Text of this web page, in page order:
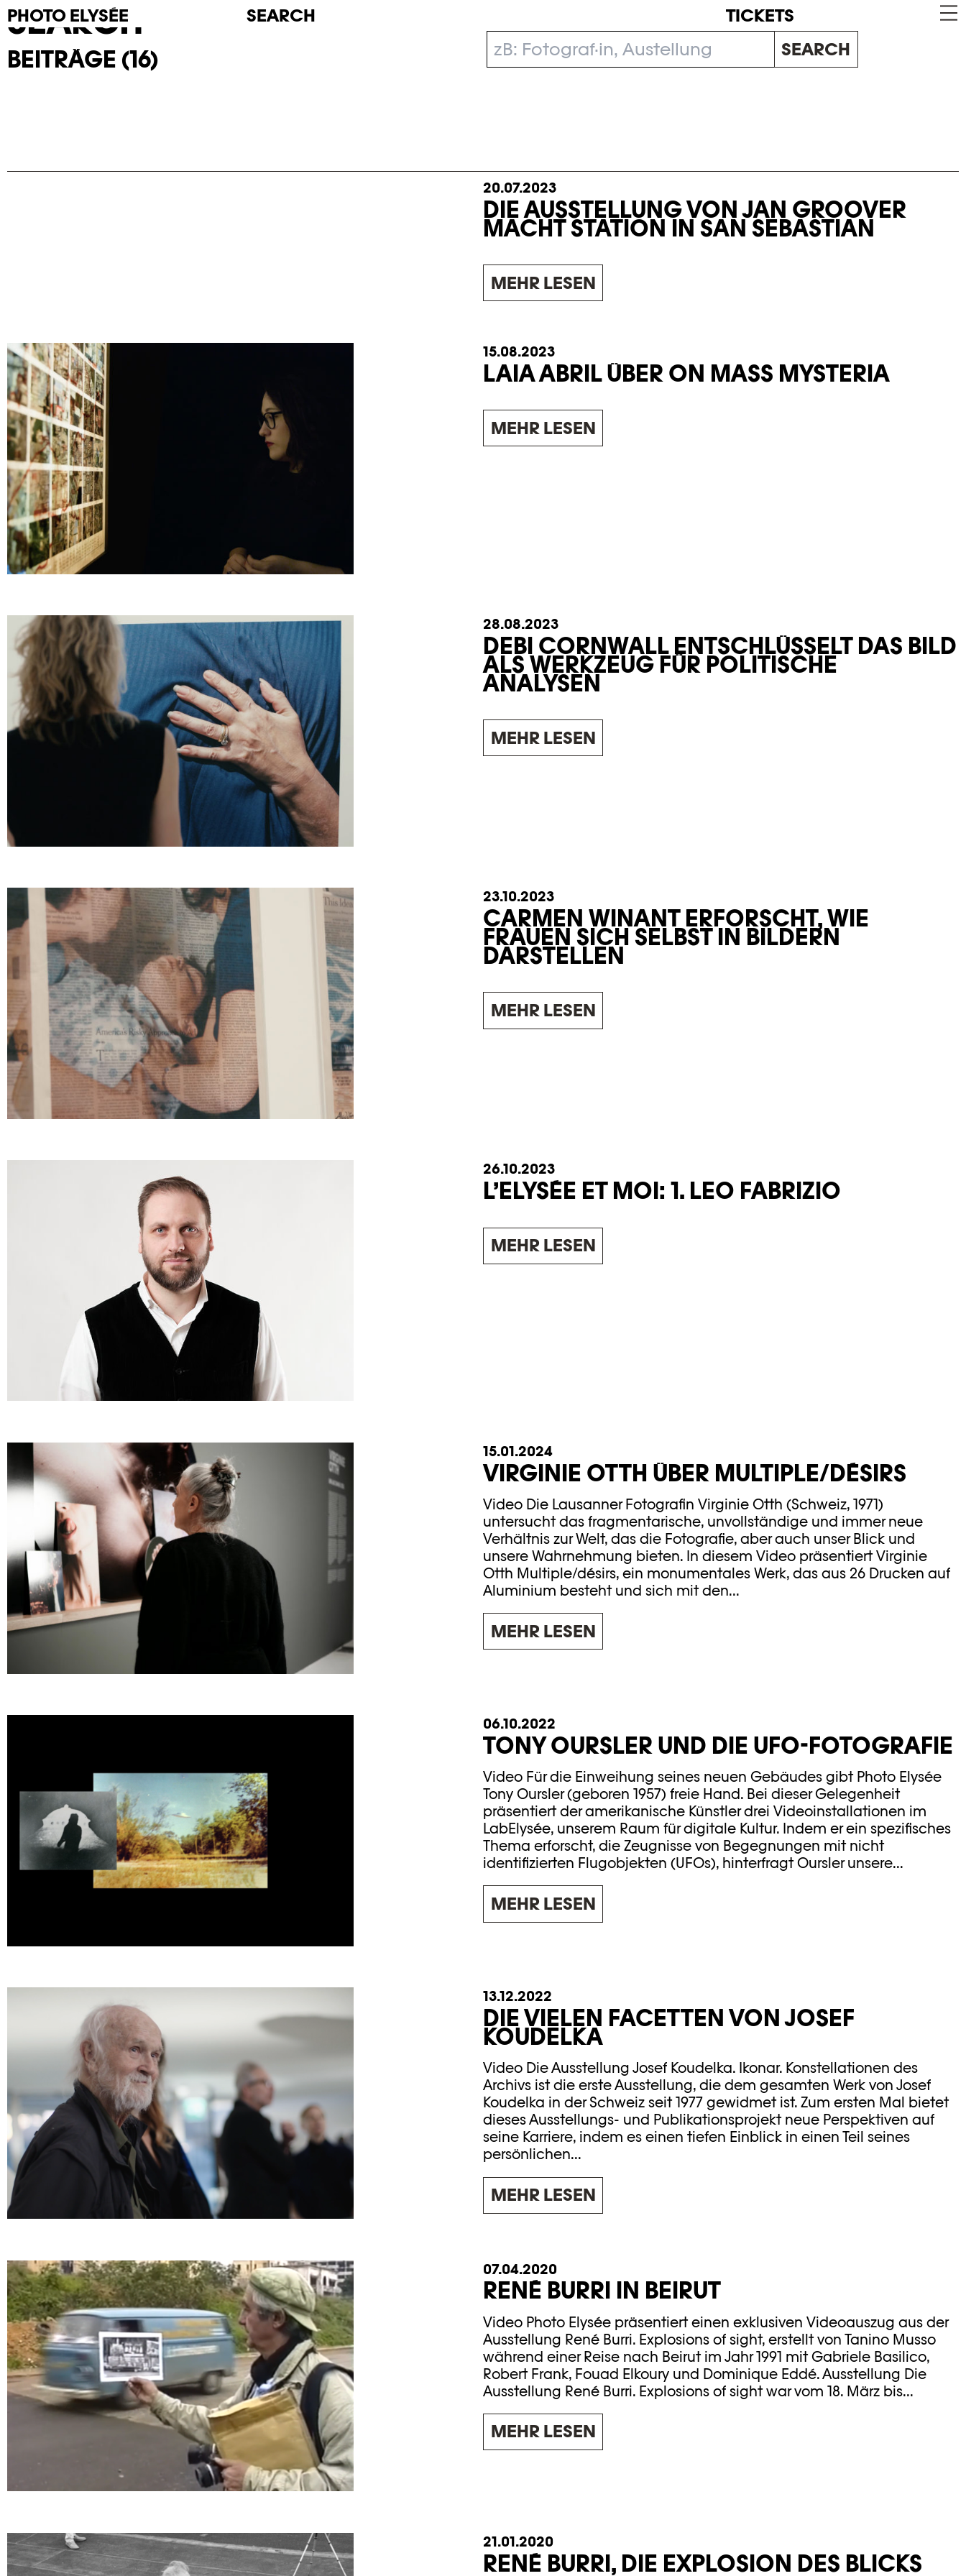
PHOTO ELYSÉE SEARCH TICKETS
SEARCH
BEITRÄGE (16) SEARCH
20.07.2023
DIE AUSSTELLUNG VON JAN GROOVER
MACHT STATION IN SAN SEBASTIAN
MEHR LESEN
15.08.2023
LAIA ABRIL ÜBER ON MASS MYSTERIA
MEHR LESEN
28.08.2023
DEBI CORNWALL ENTSCHLÜSSELT DAS BILD
ALS WERKZEUG FÜR POLITISCHE
ANALYSEN
MEHR LESEN
23.10.2023
CARMEN WINANT ERFORSCHT, WIE
FRAUEN SICH SELBST IN BILDERN
DARSTELLEN
MEHR LESEN
26.10.2023
L’ELYSÉE ET MOI: 1. LEO FABRIZIO
MEHR LESEN
15.01.2024
VIRGINIE OTTH ÜBER MULTIPLE/DÉSIRS
Video Die Lausanner Fotografin Virginie Otth (Schweiz, 1971)
untersucht das fragmentarische, unvollständige und immer neue
Verhältnis zur Welt, das die Fotografie, aber auch unser Blick und
unsere Wahrnehmung bieten. In diesem Video präsentiert Virginie
Otth Multiple/désirs, ein monumentales Werk, das aus 26 Drucken auf
Aluminium besteht und sich mit den...
MEHR LESEN
06.10.2022
TONY OURSLER UND DIE UFO-FOTOGRAFIE
Video Für die Einweihung seines neuen Gebäudes gibt Photo Elysée
Tony Oursler (geboren 1957) freie Hand. Bei dieser Gelegenheit
präsentiert der amerikanische Künstler drei Videoinstallationen im
LabElysée, unserem Raum für digitale Kultur. Indem er ein spezifisches
Thema erforscht, die Zeugnisse von Begegnungen mit nicht
identifizierten Flugobjekten (UFOs), hinterfragt Oursler unsere...
MEHR LESEN
13.12.2022
DIE VIELEN FACETTEN VON JOSEF
KOUDELKA
Video Die Ausstellung Josef Koudelka. Ikonar. Konstellationen des
Archivs ist die erste Ausstellung, die dem gesamten Werk von Josef
Koudelka in der Schweiz seit 1977 gewidmet ist. Zum ersten Mal bietet
dieses Ausstellungs- und Publikationsprojekt neue Perspektiven auf
seine Karriere, indem es einen tiefen Einblick in einen Teil seines
persönlichen...
MEHR LESEN
07.04.2020
RENÉ BURRI IN BEIRUT
Video Photo Elysée präsentiert einen exklusiven Videoauszug aus der
Ausstellung René Burri. Explosions of sight, erstellt von Tanino Musso
während einer Reise nach Beirut im Jahr 1991 mit Gabriele Basilico,
Robert Frank, Fouad Elkoury und Dominique Eddé. Ausstellung Die
Ausstellung René Burri. Explosions of sight war vom 18. März bis...
MEHR LESEN
21.01.2020
RENÉ BURRI, DIE EXPLOSION DES BLICKS